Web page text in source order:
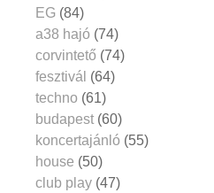
EG (84)
a38 hajó (74)
corvintető (74)
fesztivál (64)
techno (61)
budapest (60)
koncertajánló (55)
house (50)
club play (47)